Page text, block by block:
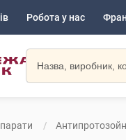
Робота у нас